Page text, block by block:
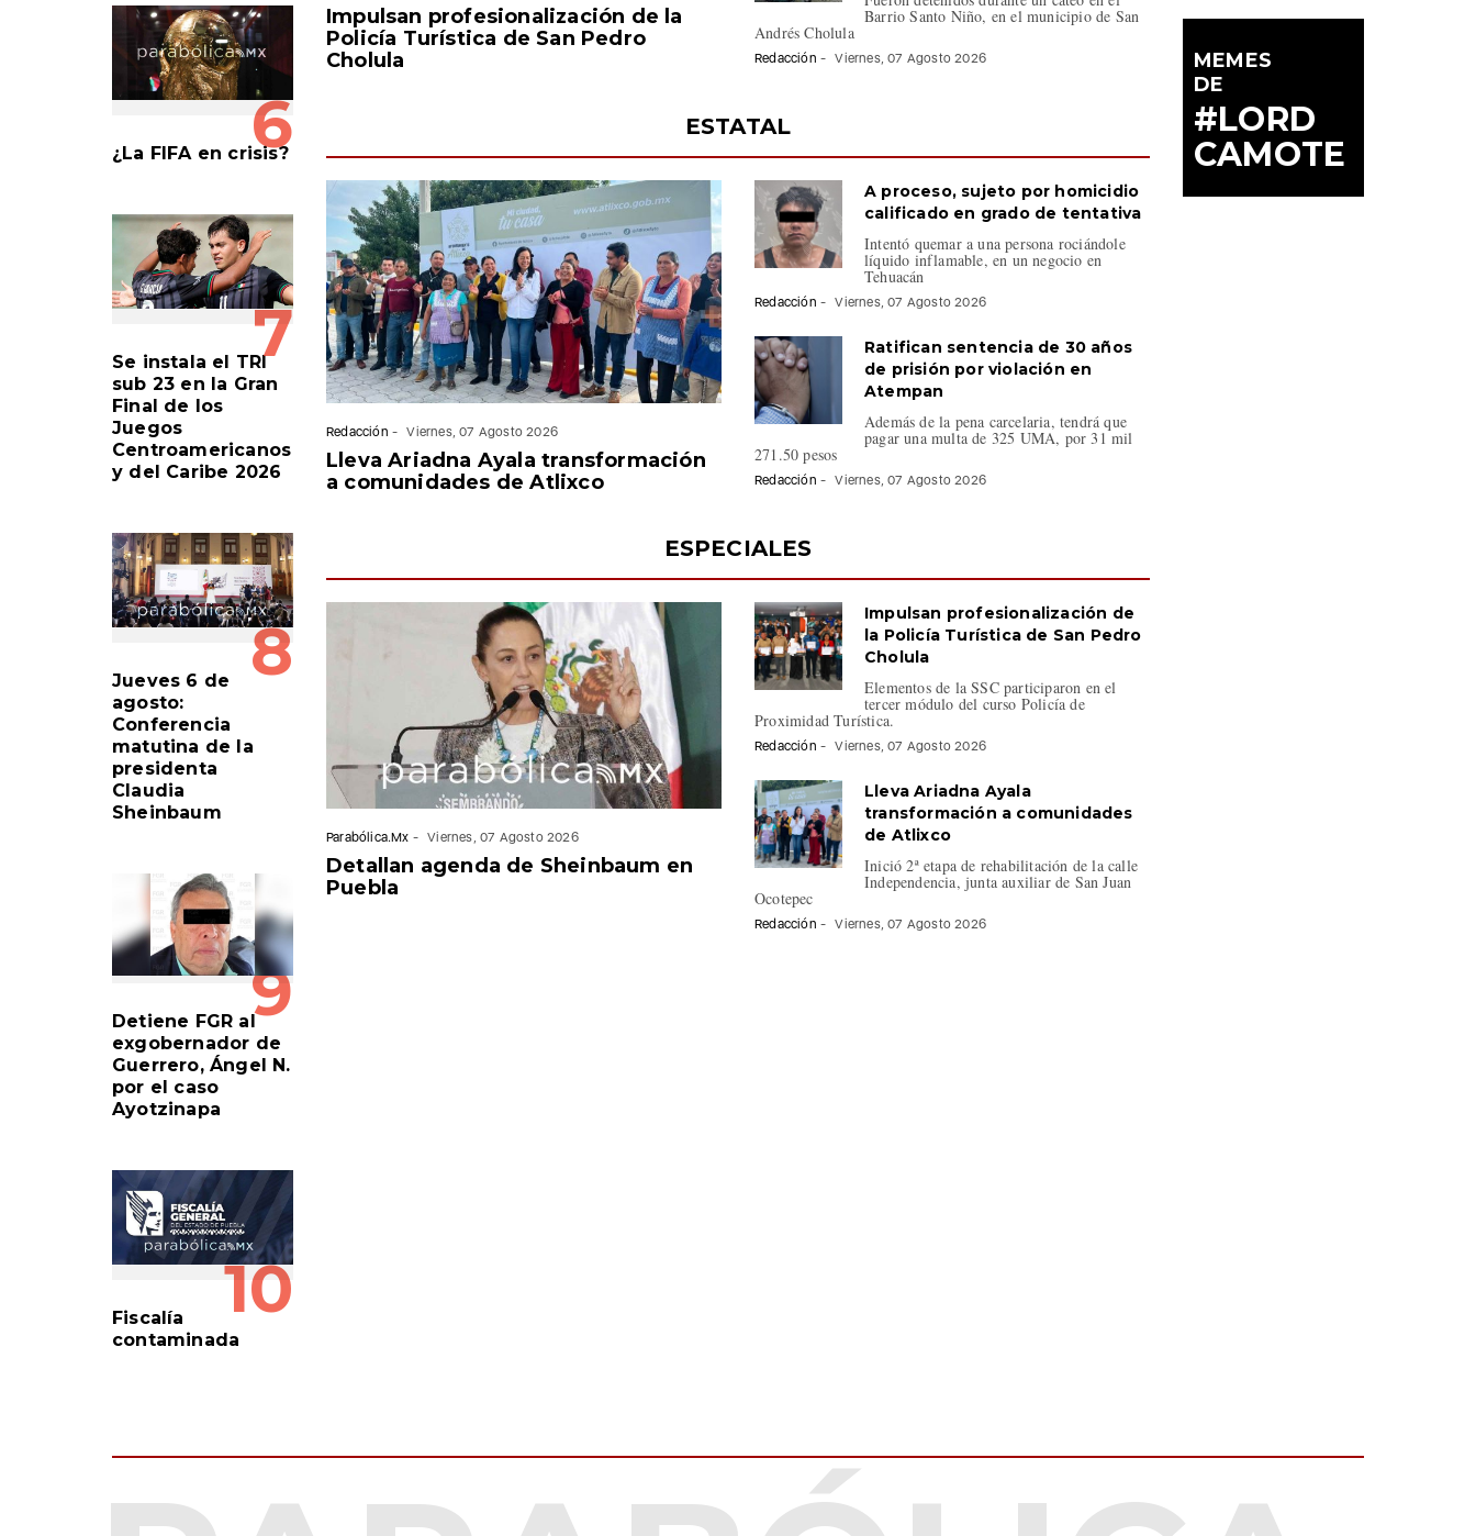
6
¿La FIFA en crisis?
7
Se instala el TRI
sub 23 en la Gran
Final de los
Juegos
Centroamericanos
y del Caribe 2026
8
Jueves 6 de
agosto:
Conferencia
matutina de la
presidenta
Claudia
Sheinbaum
9
Detiene FGR al
exgobernador de
Guerrero, Ángel N.
por el caso
Ayotzinapa
10
Fiscalía
contaminada
Impulsan profesionalización de la
Policía Turística de San Pedro
Cholula
Barrio Santo Niño, en el municipio de San
Andrés Cholula
Redacción - Viernes, 07 Agosto 2026
ESTATAL
Redacción - Viernes, 07 Agosto 2026
Lleva Ariadna Ayala transformación
a comunidades de Atlixco
A proceso, sujeto por homicidio
calificado en grado de tentativa
Intentó quemar a una persona rociándole
líquido inflamable, en un negocio en
Tehuacán
Redacción - Viernes, 07 Agosto 2026
Ratifican sentencia de 30 años
de prisión por violación en
Atempan
Además de la pena carcelaria, tendrá que
pagar una multa de 325 UMA, por 31 mil
271.50 pesos
Redacción - Viernes, 07 Agosto 2026
ESPECIALES
Parabólica.Mx - Viernes, 07 Agosto 2026
Detallan agenda de Sheinbaum en
Puebla
Impulsan profesionalización de
la Policía Turística de San Pedro
Cholula
Elementos de la SSC participaron en el
tercer módulo del curso Policía de
Proximidad Turística.
Redacción - Viernes, 07 Agosto 2026
Lleva Ariadna Ayala
transformación a comunidades
de Atlixco
Inició 2ª etapa de rehabilitación de la calle
Independencia, junta auxiliar de San Juan
Ocotepec
Redacción - Viernes, 07 Agosto 2026
MEMES
DE
#LORD
CAMOTE